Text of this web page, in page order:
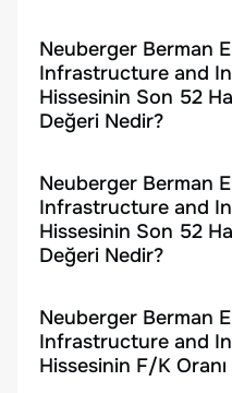
Neuberger Berman
Infrastructure and
Hissesinin Son 52
Değeri Nedir?
Neuberger Berman
Infrastructure and
Hissesinin Son 52
Değeri Nedir?
Neuberger Berman
Infrastructure and
Hissesinin F/K